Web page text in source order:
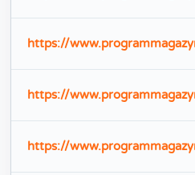
https://
https://
https://